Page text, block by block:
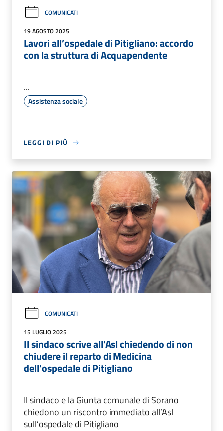
COMUNICATI
19 AGOSTO 2025
Lavori all’ospedale di Pitigliano: accordo
con la struttura di Acquapendente
...
Assistenza sociale
LEGGI DI PIÙ
COMUNICATI
15 LUGLIO 2025
Il sindaco scrive all'Asl chiedendo di non
chiudere il reparto di Medicina
dell'ospedale di Pitigliano
Il sindaco e la Giunta comunale di Sorano
chiedono un riscontro immediato all’Asl
sull’ospedale di Pitigliano